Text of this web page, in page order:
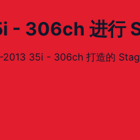
306ch 进行
35i - 306ch 打造的